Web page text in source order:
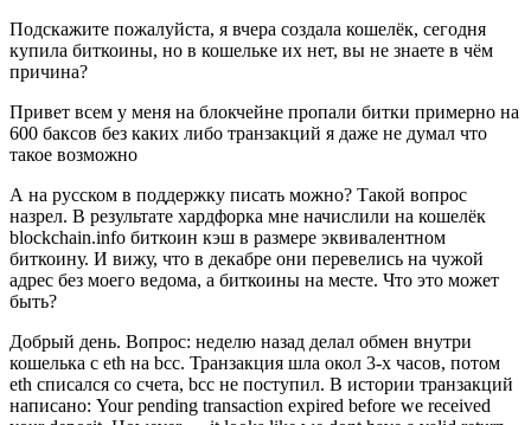
Подскажите пожалуйста, я вчера создала кошелёк, сегодня
купила биткоины, но в кошельке их нет, вы не знаете в чём
причина?
Привет всем у меня на блокчейне пропали битки примерно на
600 баксов без каких либо транзакций я даже не думал что
такое возможно
А на русском в поддержку писать можно? Такой вопрос
назрел. В результате хардфорка мне начислили на кошелёк
blockchain.info биткоин кэш в размере эквивалентном
биткоину. И вижу, что в декабре они перевелись на чужой
адрес без моего ведома, а биткоины на месте. Что это может
быть?
Добрый день. Вопрос: неделю назад делал обмен внутри
кошелька с eth на bcc. Транзакция шла окол 3-х часов, потом
eth списался со счета, bcc не поступил. В истории транзакций
написано: Your pending transaction expired before we received